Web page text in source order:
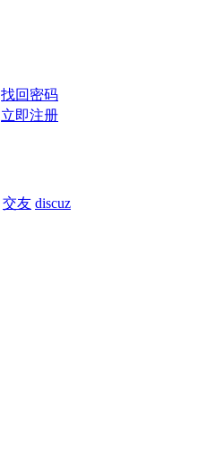
找回密码
立即注册
交友 discuz